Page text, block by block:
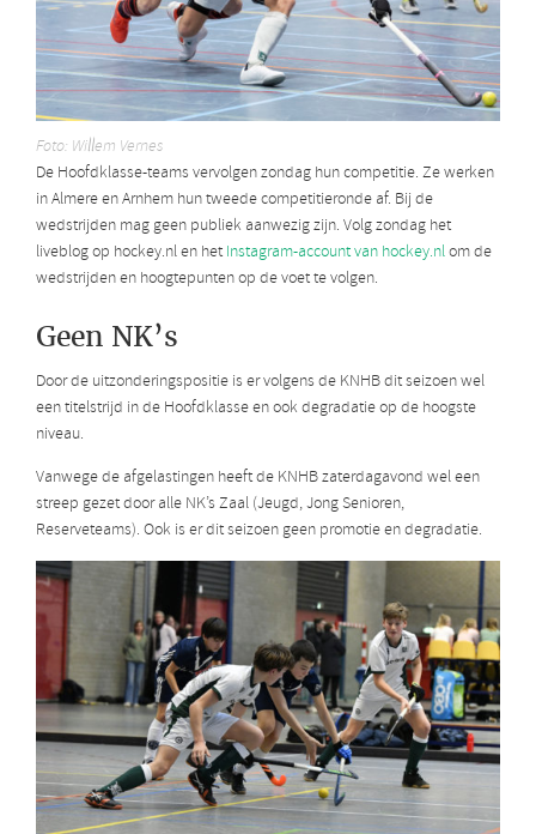
Foto: Willem Vernes
De Hoofdklasse-teams vervolgen zondag hun competitie. Ze werken
in Almere en Arnhem hun tweede competitieronde af. Bij de
wedstrijden mag geen publiek aanwezig zijn. Volg zondag het
liveblog op hockey.nl en het Instagram-account van hockey.nlom de
wedstrijden en hoogtepunten op de voet te volgen.
Geen NK’s
Door de uitzonderingspositie is er volgens de KNHB dit seizoen wel
een titelstrijd in de Hoofdklasse en ook degradatie op de hoogste
niveau.
Vanwege de afgelastingen heeft de KNHB zaterdagavond wel een
streep gezet door alle NK’s Zaal (Jeugd, Jong Senioren,
Reserveteams). Ook is er dit seizoen geen promotie en degradatie.